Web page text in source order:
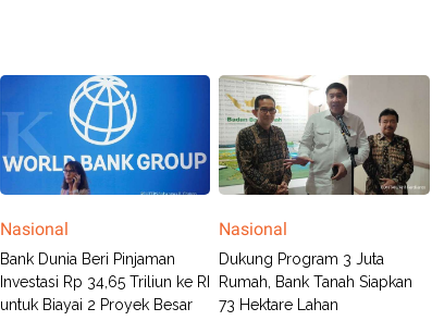
Nasional
Bank Dunia Beri Pinjaman
Investasi Rp 34,65 Triliun ke RI
untuk Biayai 2 Proyek Besar
Nasional
Dukung Program 3 Juta
Rumah, Bank Tanah Siapkan
73 Hektare Lahan